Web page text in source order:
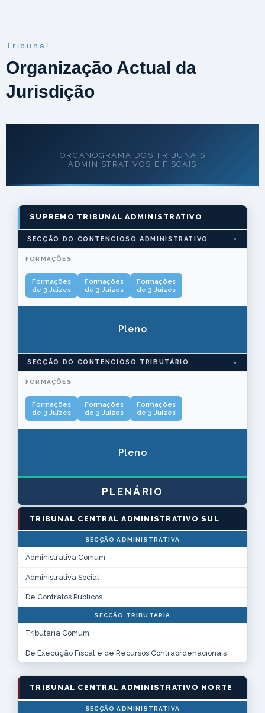
Tribunal
Organização Actual da
Jurisdição
ORGANOGRAMA DOS TRIBUNAIS
ADMINISTRATIVOS E FISCAIS
SUPREMO TRIBUNAL ADMINISTRATIVO
SECÇÃO DO CONTENCIOSO ADMINISTRATIVO
FORMAÇÕES
Formações
de 3 Juízes
Formações
de 3 Juízes
Formações
de 3 Juízes
Pleno
SECÇÃO DO CONTENCIOSO TRIBUTÁRIO
FORMAÇÕES
Formações
de 3 Juízes
Formações
de 3 Juízes
Formações
de 3 Juízes
Pleno
PLENÁRIO
TRIBUNAL CENTRAL ADMINISTRATIVO SUL
SECÇÃO ADMINISTRATIVA
Administrativa Comum
Administrativa Social
De Contratos Públicos
SECÇÃO TRIBUTÁRIA
Tributária Comum
De Execução Fiscal e de Recursos Contraordenacionais
TRIBUNAL CENTRAL ADMINISTRATIVO NORTE
SECÇÃO ADMINISTRATIVA